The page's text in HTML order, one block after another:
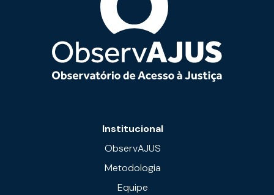
Institucional
ObservAJUS
Metodologia
Equipe